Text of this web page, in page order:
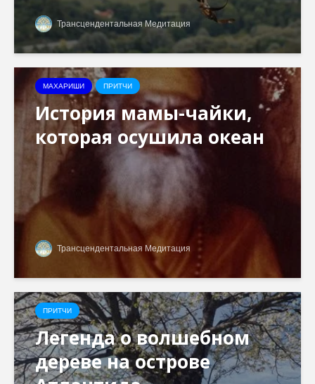
Трансцендентальная Медитация
МАХАРИШИ ПРИТЧИ
История мамы-чайки,
которая осушила океан
Трансцендентальная Медитация
ПРИТЧИ
Легенда о волшебном
дереве на острове